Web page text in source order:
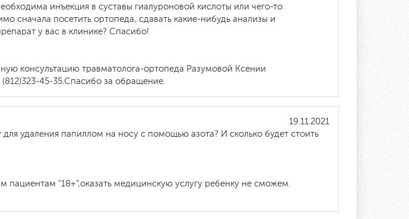
инъекция в суставы гиалуроновой кислоты или чего-то
сначала посетить ортопеда, сдавать какие-нибудь анализы и
у вас в клинике? Спасибо!
консультацию травматолога-ортопеда Разумовой Ксении
45-35.Спасибо за обращение.
19.11.2021
удаления папиллом на носу с помощью азота? И сколько будет стоить
"18+",оказать медицинскую услугу ребенку не сможем.